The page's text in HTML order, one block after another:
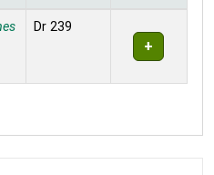
Dr 239